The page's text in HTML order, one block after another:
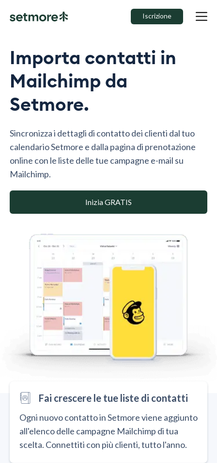
Iscrizione
Importa contatti in
Mailchimp da
Setmore.
Sincronizza i dettagli di contatto dei clienti dal tuo
calendario Setmore e dalla pagina di prenotazione
online con le liste delle tue campagne e-mail su
Mailchimp.
Inizia GRATIS
Fai crescere le tue liste di contatti
Ogni nuovo contatto in Setmore viene aggiunto
all'elenco delle campagne Mailchimp di tua
scelta. Connettiti con più clienti, tutto l'anno.